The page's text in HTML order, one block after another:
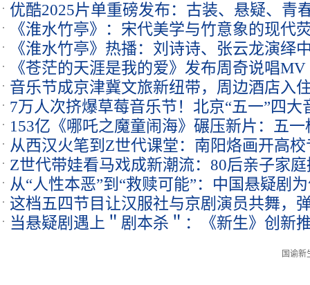
惠50%
优酷2025片单重磅发布：古装、悬疑、青
《淮水竹亭》：宋代美学与竹意象的现代
《淮水竹亭》热播：刘诗诗、张云龙演绎
赢观众心
《苍茫的天涯是我的爱》发布周奇说唱
王迅赞叹
音乐节成京津冀文旅新纽带，周边酒店入
7万人次挤爆草莓音乐节！北京“五一”四大
153亿《哪吒之魔童闹海》碾压新片：五
及预期
从西汉火笔到Z世代课堂：南阳烙画开高
“断代危机”
Z世代带娃看马戏成新潮流：80后亲子家
从“人性本恶”到“救赎可能”：中国悬疑剧
事这档五四节目让汉服社与京剧演员共舞，
动了＂
当悬疑剧遇上＂剧本杀＂：《新生》创新
国谕新